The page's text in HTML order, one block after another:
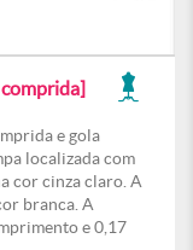
e gola
localizada com
cor cinza claro. A
branca. A
e 0,17